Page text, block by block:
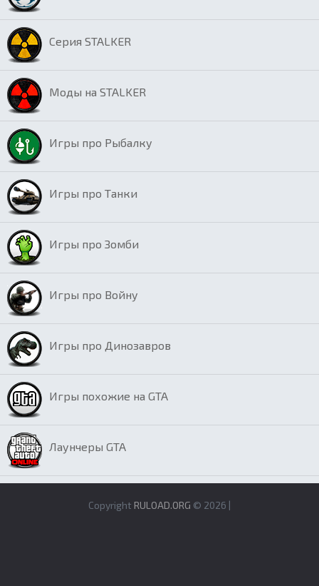
Серия STALKER
Моды на STALKER
Игры про Рыбалку
Игры про Танки
Игры про Зомби
Игры про Войну
Игры про Динозавров
Игры похожие на GTA
Лаунчеры GTA
Copyright RULOAD.ORG © 2026 |